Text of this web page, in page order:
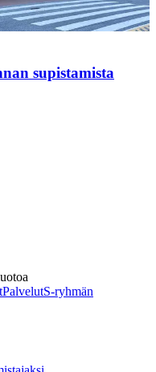
supistamista
PalvelutS-ryhmän